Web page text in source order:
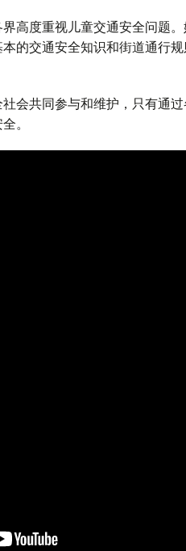
高度重视儿童交通安全问题
的交通安全知识和街道通行
会共同参与和维护，只有通
。